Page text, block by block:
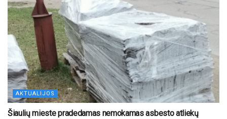
AKTUALIJOS
Šiaulių mieste pradedamas nemokamas asbesto atliekų